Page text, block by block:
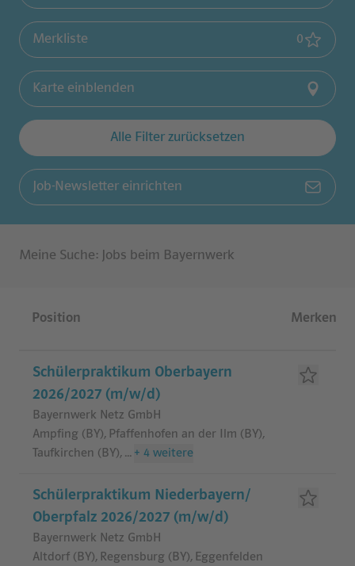
Merkliste 0
(0
Karte einblenden
Alle Filter zurücksetzen
Job-Newsletter einrichten
Meine Suche: Jobs beim Bayernwerk
Position Merken
Schülerpraktikum Oberbayern
2026/2027 (m/w/d)
Bayernwerk Netz GmbH
Ampfing (BY), Pfaffenhofen an der Ilm (BY),
Taufkirchen (BY), ... + 4 weitere
Schülerpraktikum Niederbayern/​
Oberpfalz 2026/2027 (m/w/d)
Bayernwerk Netz GmbH
Altdorf (BY), Regensburg (BY), Eggenfelden